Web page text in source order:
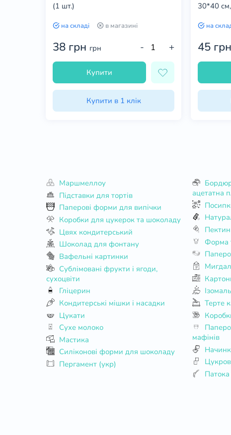
(1 шт.)
на складі в магазині
38 грн грн - +
Купити
Купити в 1 клік
30*40
на
45 грн
Маршмеллоу
Підставки для тортів
Паперові форми для випічки
Коробки для цукерок та шоколаду
Цвях кондитерський
Шоколад для фонтану
Вафельні картинки
сухоцвіти
Гліцерин
Кондитерські мішки і насадки
Цукати
Сухе молоко
Мастика
Силіконові форми для шоколаду
Пергамент (укр)
ацетатна
Пектин
Форма
Терте
мафінів